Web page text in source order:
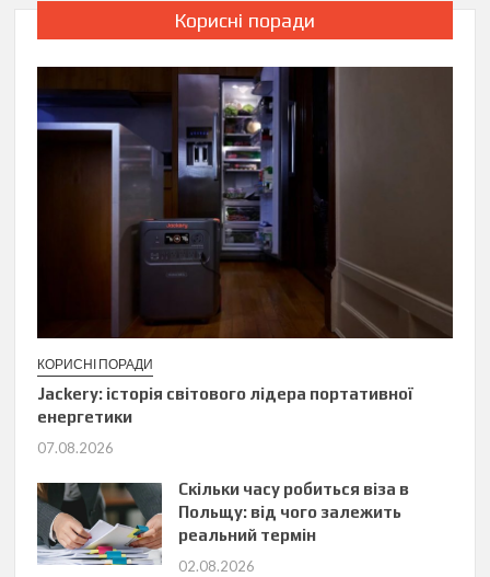
Корисні поради
КОРИСНІ ПОРАДИ
Jackery: історія світового лідера портативної
енергетики
07.08.2026
Скільки часу робиться віза в
Польщу: від чого залежить
реальний термін
02.08.2026